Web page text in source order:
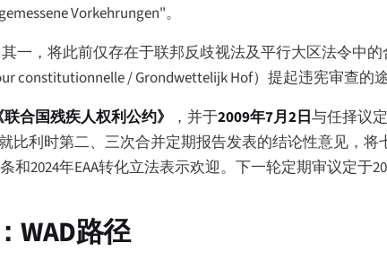
Vorkehrungen"。
一，将此前仅存在于联邦反歧视法及平行大区法令中
constitutionnelle/Grondwettelijk Hof）提起违宪审查的途
联合国残疾人权利公约》 ，并于2009年7月2日与任择议
比利时第二、三次合并定期报告发表的结论性意见，
和2024年EAA转化立法表示欢迎。下一轮定期审议定于
WAD路径